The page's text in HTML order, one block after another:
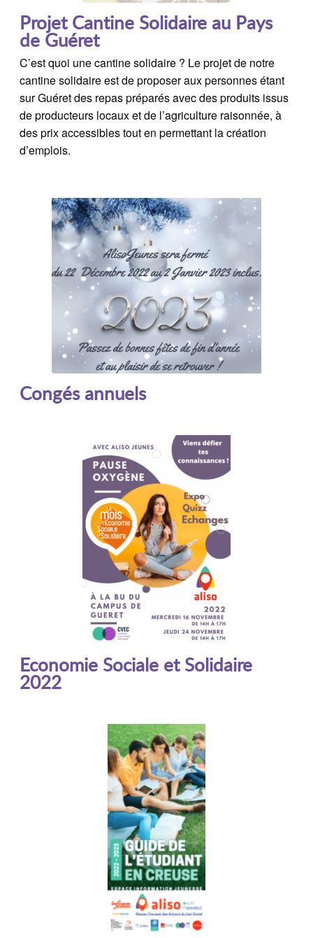
Projet Cantine Solidaire au Pays
de Guéret
C’est quoi une cantine solidaire ? Le projet de notre
cantine solidaire est de proposer aux personnes étant
sur Guéret des repas préparés avec des produits issus
de producteurs locaux et de l’agriculture raisonnée, à
des prix accessibles tout en permettant la création
d’emplois.
Congés annuels
Economie Sociale et Solidaire
2022